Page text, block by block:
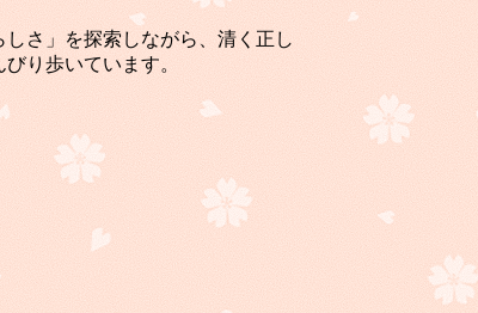
しさ」を探索しながら、清く正し
びり歩いています。